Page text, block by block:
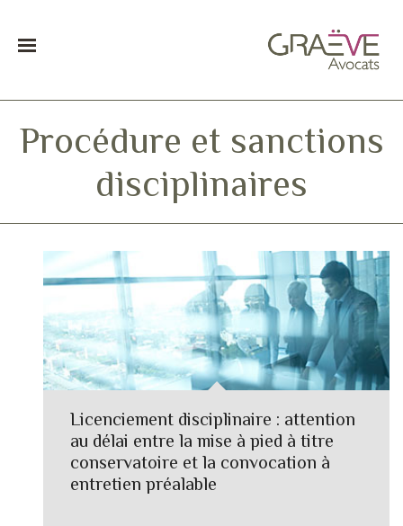
Procédure et sanctions
disciplinaires
Licenciement disciplinaire : attention
au délai entre la mise à pied à titre
conservatoire et la convocation à
entretien préalable